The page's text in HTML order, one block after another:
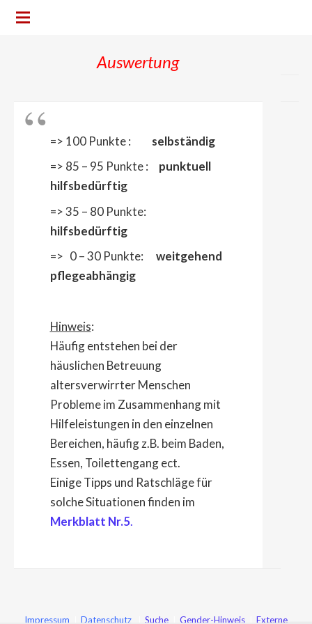
Auswertung
=> 100 Punkte :
selbständig
=> 85 – 95 Punkte : punktuell
hilfsbedürftig
=> 35 – 80 Punkte:
hilfsbedürftig
=> 0 – 30 Punkte:
weitgehend
pflegeabhängig
Hinweis:
Häufig entstehen bei der
häuslichen Betreuung
altersverwirrter Menschen
Probleme im Zusammenhang mit
Hilfeleistungen in den einzelnen
Bereichen, häufig z.B. beim Baden,
Essen, Toilettengang ect.
Einige Tipps und Ratschläge für
solche Situationen finden im
Merkblatt Nr.5.
Impressum Datenschutz Suche Gender-Hinweis Externe